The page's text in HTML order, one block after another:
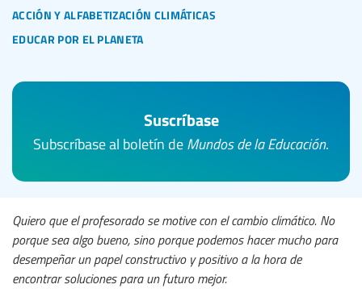
acción y alfabetización climáticas
educar por el planeta
Suscríbase
Subscríbase al boletín de Mundos de la Educación.
Quiero que el profesorado se motive con el cambio climático. No
porque sea algo bueno, sino porque podemos hacer mucho para
desempeñar un papel constructivo y positivo a la hora de
encontrar soluciones para un futuro mejor.